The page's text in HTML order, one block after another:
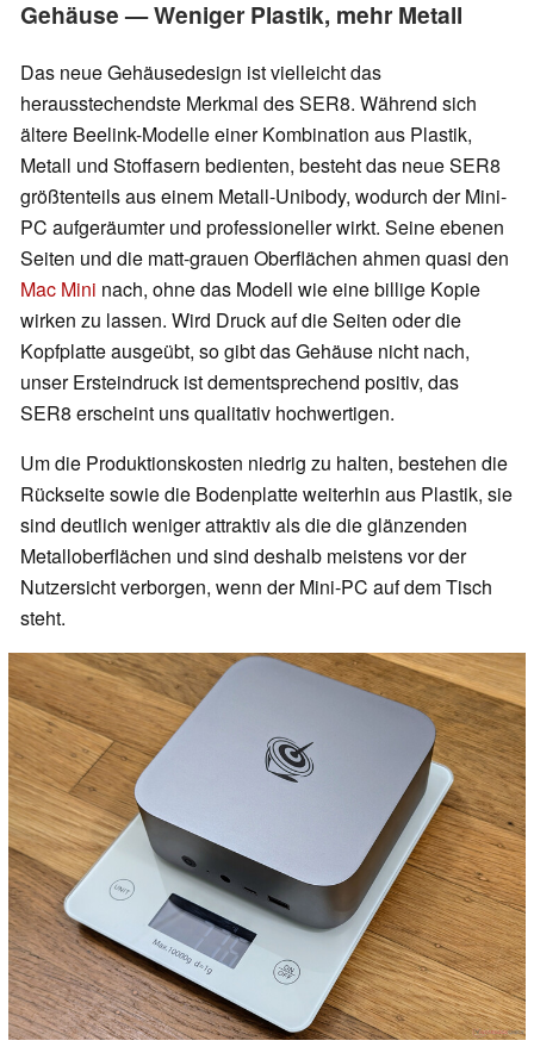
Gehäuse — Weniger Plastik, mehr Metall
Das neue Gehäusedesign ist vielleicht das
herausstechendste Merkmal des SER8. Während sich
ältere Beelink-Modelle einer Kombination aus Plastik,
Metall und Stoffasern bedienten, besteht das neue SER8
größtenteils aus einem Metall-Unibody, wodurch der Mini-
PC aufgeräumter und professioneller wirkt. Seine ebenen
Seiten und die matt-grauen Oberflächen ahmen quasi den
Mac Mini nach, ohne das Modell wie eine billige Kopie
wirken zu lassen. Wird Druck auf die Seiten oder die
Kopfplatte ausgeübt, so gibt das Gehäuse nicht nach,
unser Ersteindruck ist dementsprechend positiv, das
SER8 erscheint uns qualitativ hochwertigen.
Um die Produktionskosten niedrig zu halten, bestehen die
Rückseite sowie die Bodenplatte weiterhin aus Plastik, sie
sind deutlich weniger attraktiv als die die glänzenden
Metalloberflächen und sind deshalb meistens vor der
Nutzersicht verborgen, wenn der Mini-PC auf dem Tisch
steht.